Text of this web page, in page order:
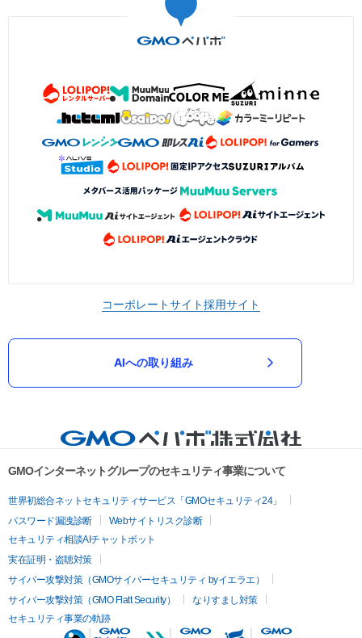
コーポレートサイト採用サイト
AIへの取り組み
GMOインターネットグループのセキュリティ事業について
世界初総合ネットセキュリティサービス「GMOセキュリティ24」
パスワード漏洩診断
Webサイトリスク診断
セキュリティ相談AIチャットボット
実在証明・盗聴対策
サイバー攻撃対策（GMOサイバーセキュリティ byイエラエ）
サイバー攻撃対策（GMO Flatt Security）
なりすまし対策
セキュリティ事業の軌跡